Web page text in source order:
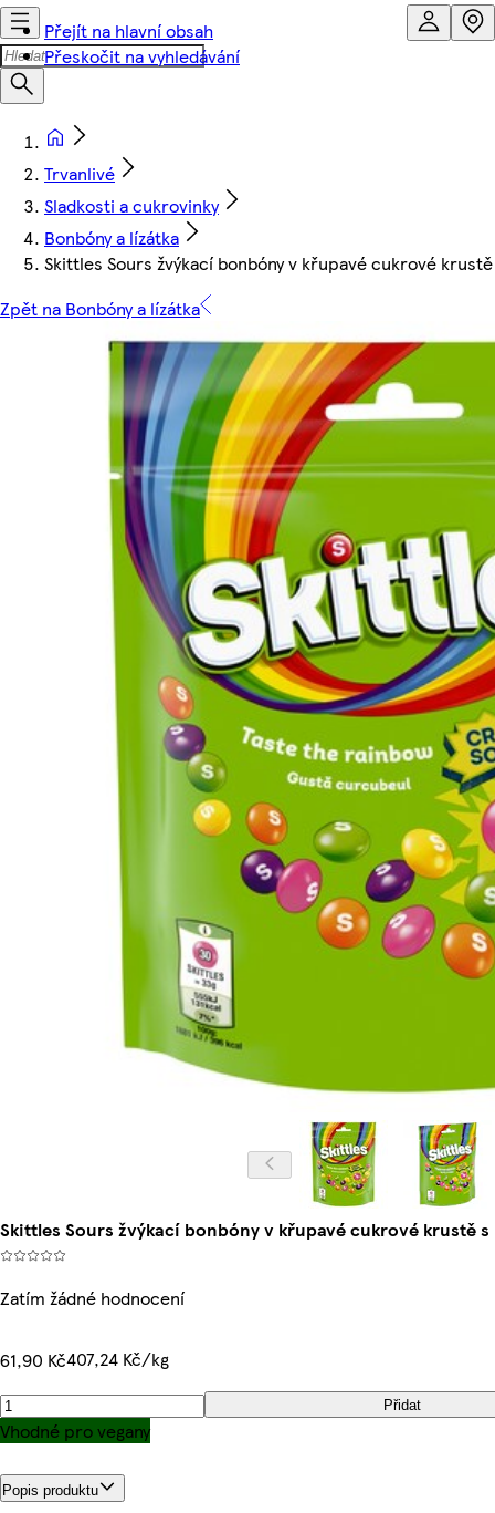
Přejít na hlavní obsah
Přeskočit na vyhledávání
Trvanlivé
Sladkosti a cukrovinky
Bonbóny a lízátka
Skittles Sours žvýkací bonbóny v křupavé cukrové
Zpět na Bonbóny a lízátka
Skittles Sours žvýkací bonbóny v křupavé cukrové krustě
Zatím žádné hodnocení
61,90 Kč407,24 Kč/kg
Přidat
Vhodné pro vegany
Popis produktu